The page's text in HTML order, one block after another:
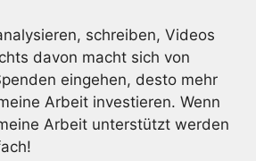
schreiben, Videos
davon macht sich von
eingehen, desto mehr
Arbeit investieren. Wenn
Arbeit unterstützt werden